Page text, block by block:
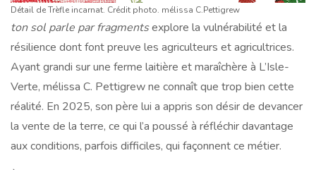
Détail de Trèfle incarnat. Crédit photo. mélissa C.Pettigrew
ton sol parle par fragmentsexplore la vulnérabilité et la
résilience dont font preuve les agriculteurs et agricultrices.
Ayant grandi sur une ferme laitière et maraîchère à L’Isle-
Verte, mélissa C. Pettigrew ne connaît que trop bien cette
réalité. En 2025, son père lui a appris son désir de devancer
la vente de la terre, ce qui l’a poussé à réfléchir davantage
aux conditions, parfois difficiles, qui façonnent ce métier.